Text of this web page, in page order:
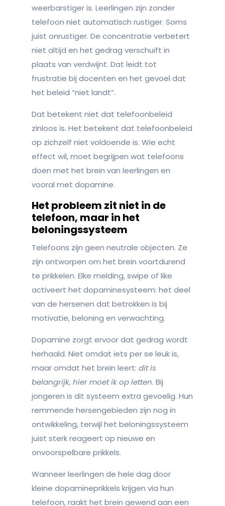
weerbarstiger is. Leerlingen zijn zonder
telefoon niet automatisch rustiger. Soms
juist onrustiger. De concentratie verbetert
niet altijd en het gedrag verschuift in
plaats van verdwijnt. Dat leidt tot
frustratie bij docenten en het gevoel dat
het beleid “niet landt”.
Dat betekent niet dat telefoonbeleid
zinloos is. Het betekent dat telefoonbeleid
op zichzelf niet voldoende is. Wie echt
effect wil, moet begrijpen wat telefoons
doen met het brein van leerlingen en
vooral met dopamine.
Het probleem zit niet in de
telefoon, maar in het
beloningssysteem
Telefoons zijn geen neutrale objecten. Ze
zijn ontworpen om het brein voortdurend
te prikkelen. Elke melding, swipe of like
activeert het dopaminesysteem: het deel
van de hersenen dat betrokken is bij
motivatie, beloning en verwachting.
Dopamine zorgt ervoor dat gedrag wordt
herhaald. Niet omdat iets per se leuk is,
maar omdat het brein leert: dit is
belangrijk, hier moet ik op letten. Bij
jongeren is dit systeem extra gevoelig. Hun
remmende hersengebieden zijn nog in
ontwikkeling, terwijl het beloningssysteem
juist sterk reageert op nieuwe en
onvoorspelbare prikkels.
Wanneer leerlingen de hele dag door
kleine dopamineprikkels krijgen via hun
telefoon, raakt het brein gewend aan een